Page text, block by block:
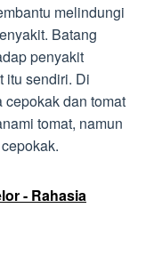
melindungi
Batang
penyakit
itu sendiri. Di
dan tomat
tomat, namun
- Rahasia